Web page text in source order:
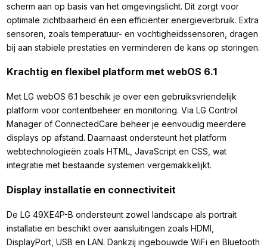
scherm aan op basis van het omgevingslicht. Dit zorgt voor
optimale zichtbaarheid én een efficiënter energieverbruik. Extra
sensoren, zoals temperatuur- en vochtigheidssensoren, dragen
bij aan stabiele prestaties en verminderen de kans op storingen.
Krachtig en flexibel platform met webOS 6.1
Met LG webOS 6.1 beschik je over een gebruiksvriendelijk
platform voor contentbeheer en monitoring. Via LG Control
Manager of ConnectedCare beheer je eenvoudig meerdere
displays op afstand. Daarnaast ondersteunt het platform
webtechnologieën zoals HTML, JavaScript en CSS, wat
integratie met bestaande systemen vergemakkelijkt.
Display installatie en connectiviteit
De LG 49XE4P-B ondersteunt zowel landscape als portrait
installatie en beschikt over aansluitingen zoals HDMI,
DisplayPort, USB en LAN. Dankzij ingebouwde WiFi en Bluetooth